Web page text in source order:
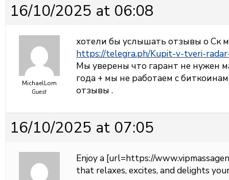
16/10/2025 at 06:08
MichaelLom
Guest
хотели бы услышать отзывы о Ск
https://telegra.ph/Kupit-v-tveri-
Мы уверены что гарант не нужен
года + мы не работаем с
отзывы .
16/10/2025 at 07:05
Enjoy a [url=https://
that relaxes, excites, and delights